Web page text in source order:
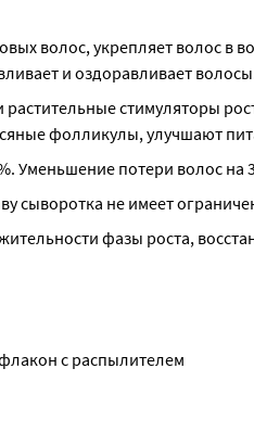
волос, укрепляет волос в
и оздоравливает
стимуляторы
фолликулы, улучшают
Уменьшение потери волос на
сыворотка не имеет
фазы роста,
с распылителем